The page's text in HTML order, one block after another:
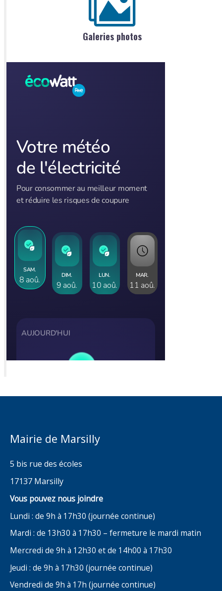
Galeries photos
Mairie de Marsilly
5 bis rue des écoles
17137 Marsilly
Vous pouvez nous joindre
Lundi : de 9h à 17h30 (journée continue)
Mardi : de 13h30 à 17h30 – fermeture le mardi matin
Mercredi de 9h à 12h30 et de 14h00 à 17h30
Jeudi : de 9h à 17h30 (journée continue)
Vendredi de 9h à 17h (journée continue)